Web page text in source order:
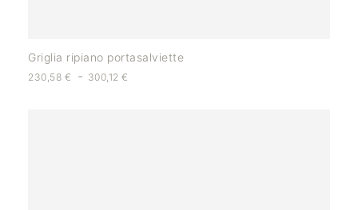
Griglia ripiano portasalviette
230,58 € - 300,12€